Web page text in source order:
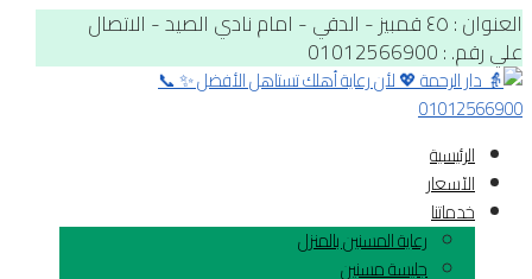
العنوان : ٤٥ قمبيز - الدقي - امام نادي الصيد - الاتصال
علي رقم. : 01012566900
الرئيسية
الآسعار
خدماتنا
رعاية المسنين بالمنزل
جليسة مسنين